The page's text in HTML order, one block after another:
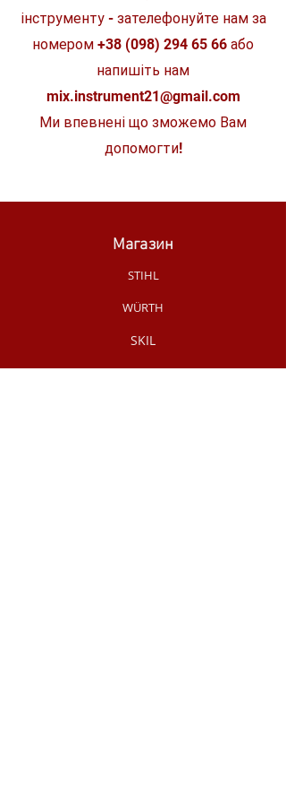
пошкодження стрічки при
інструменту - зателефонуйте нам за
номером +38 (098) 294 65 66 або
напишіть нам
mix.instrument21@gmail.com
Ми впевнені що зможемо Вам
допомогти!
Магазин
STIHL
WÜRTH
SKIL
MAKITA